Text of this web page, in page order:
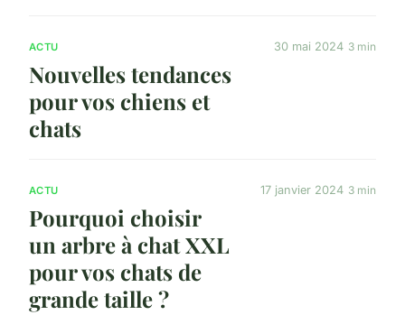
ACTU
Nouvelles tendances
pour vos chiens et
chats
30 mai 2024 3 min
ACTU
Pourquoi choisir
un arbre à chat XXL
pour vos chats de
grande taille ?
17 janvier 2024 3 min